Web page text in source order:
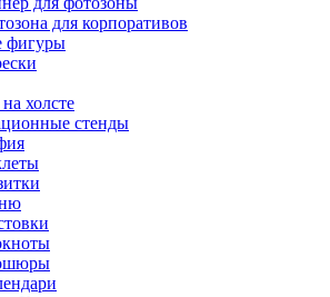
для корпоративов
фигуры
холсте
стенды